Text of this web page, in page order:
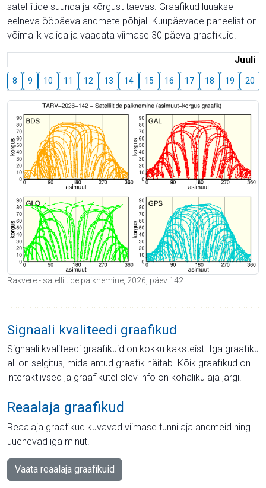
satelliitide suunda ja kõrgust taevas. Graafikud luuakse
eelneva ööpäeva andmete põhjal. Kuupäevade paneelist on
võimalik valida ja vaadata viimase 30 päeva graafikuid.
Juuli
8 9 10 11 12 13 14 15 16 17 18 19 20
Rakvere - satelliitide paiknemine, 2026, päev 142
Signaali kvaliteedi graafikud
Signaali kvaliteedi graafikuid on kokku kaksteist. Iga graafiku
all on selgitus, mida antud graafik näitab. Kõik graafikud on
interaktiivsed ja graafikutel olev info on kohaliku aja järgi.
Reaalaja graafikud
Reaalaja graafikud kuvavad viimase tunni aja andmeid ning
uuenevad iga minut.
Vaata reaalaja graafikuid